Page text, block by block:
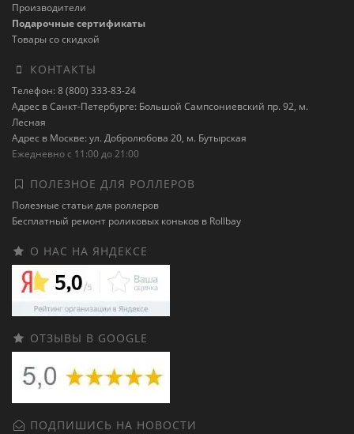
Производители
Подарочные сертификаты
Товары со скидкой
КОНТАКТЫ
Телефон: 8 (800) 333-83-24
Адрес в Санкт-Петербурге: Большой Сампсониевский пр. 92, м.
Лесная
Адрес в Москве: ул. Добролюбова 20, м. Бутырская
Ежедневно с 11:00 до 21:00
ПОЛЕЗНОЕ ДЛЯ РОЛЛЕРОВ
Полезные статьи для роллеров
Бесплатный ремонт роликовых коньков в Rollbay
О НАС НА ЯНДЕКСЕ
ОТЗЫВЫ В GOOGLE
ПОДПИШИСЬ НА НОВОСТИ